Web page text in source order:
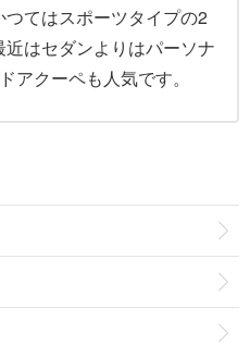
てはスポーツタイプの2
はセダンよりはパーソナ
アクーペも人気です。